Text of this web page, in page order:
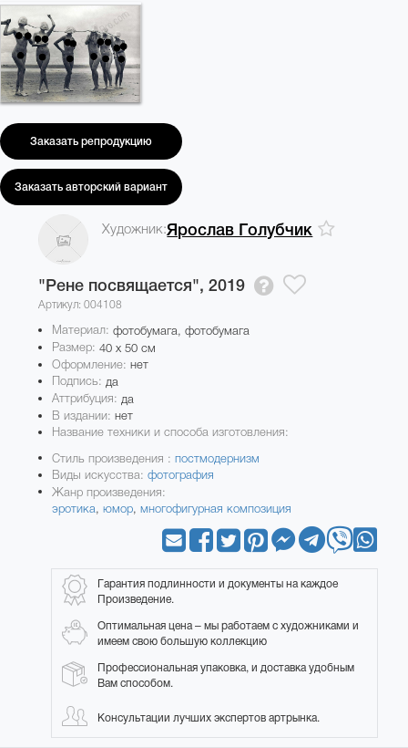
Заказать репродукцию
Заказать авторский вариант
Художник:Ярослав Голубчик
"Рене посвящается", 2019
Артикул: 004108
Материал: фотобумага, фотобумага
Размер: 40 x 50 см
Оформление:нет
Подпись: да
Аттрибуция: да
В издании:нет
Название техники и способа изготовления:
Стиль произведения : постмодернизм
Виды искусства:фотография
Жанр произведения:
эротика,юмор,многофигурная композиция
Гарантия подлинности и документы на каждое
Произведение.
Оптимальная цена – мы работаем с художниками и
имеем свою большую коллекцию
Профессиональная упаковка, и доставка удобным
Вам способом.
Консультации лучших экспертов артрынка.